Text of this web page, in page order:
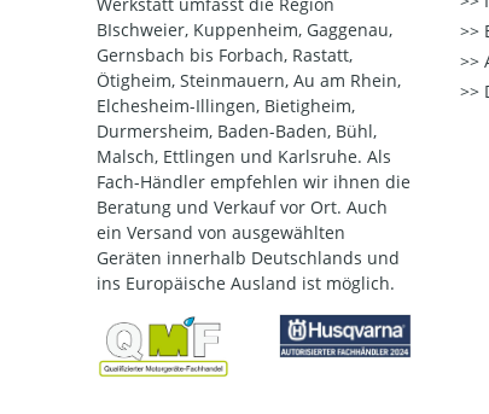
BIschweier, Kuppenheim, Gaggenau,
Gernsbach bis Forbach, Rastatt,
Ötigheim, Steinmauern, Au am Rhein,
Elchesheim-Illingen, Bietigheim,
Durmersheim, Baden-Baden, Bühl,
Malsch, Ettlingen und Karlsruhe. Als
Fach-Händler empfehlen wir ihnen die
Beratung und Verkauf vor Ort. Auch
ein Versand von ausgewählten
Geräten innerhalb Deutschlands und
ins Europäische Ausland ist möglich.